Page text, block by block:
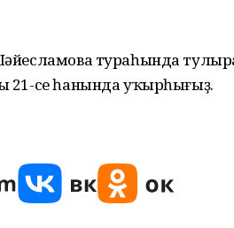
тураһында
21-се һанында уҡырһығыҙ.